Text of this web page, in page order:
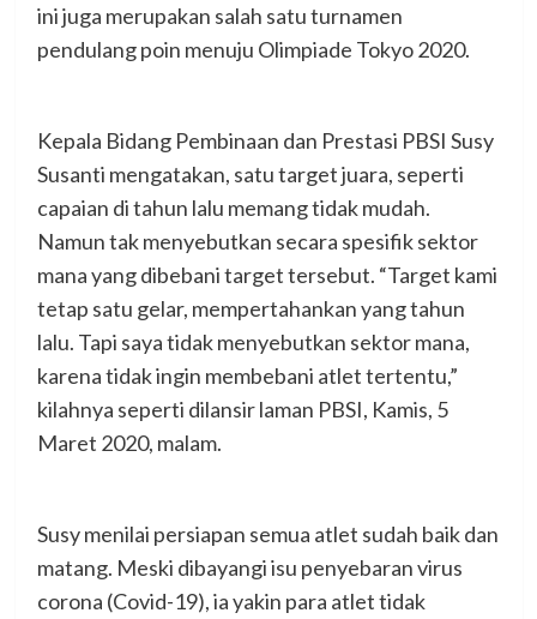
ini juga merupakan salah satu turnamen
pendulang poin menuju Olimpiade Tokyo 2020.
Kepala Bidang Pembinaan dan Prestasi PBSI Susy
Susanti mengatakan, satu target juara, seperti
capaian di tahun lalu memang tidak mudah.
Namun tak menyebutkan secara spesifik sektor
mana yang dibebani target tersebut. “Target kami
tetap satu gelar, mempertahankan yang tahun
lalu. Tapi saya tidak menyebutkan sektor mana,
karena tidak ingin membebani atlet tertentu,”
kilahnya seperti dilansir laman PBSI, Kamis, 5
Maret 2020, malam.
Susy menilai persiapan semua atlet sudah baik dan
matang. Meski dibayangi isu penyebaran virus
corona (Covid-19), ia yakin para atlet tidak